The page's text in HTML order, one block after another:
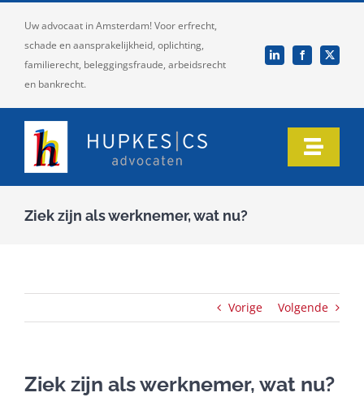
Uw advocaat in Amsterdam! Voor erfrecht,
schade en aansprakelijkheid, oplichting,
familierecht, beleggingsfraude, arbeidsrecht
en bankrecht.
Toggle
Ziek zijn als werknemer, wat nu?
Vorige Volgende
Ziek zijn als werknemer, wat nu?